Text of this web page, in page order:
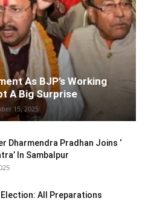
As BJP’s Working
A Big Surprise
15, 2025
Dharmendra Pradhan Joins ‘
In Sambalpur
Election: All Preparations